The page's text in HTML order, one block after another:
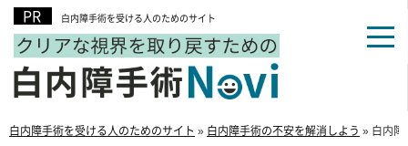
白内障手術を受ける人のためのサイト
白内障手術を受ける人のためのサイト » 白内障手術の不安を解消しよう » 白内